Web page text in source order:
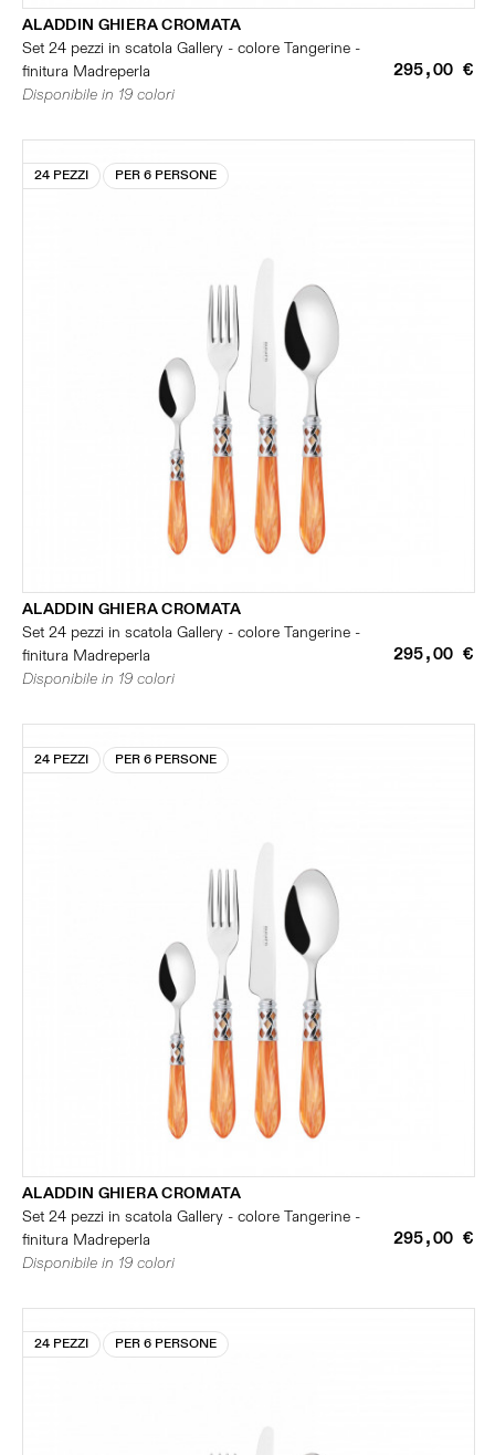
ALADDIN GHIERA CROMATA
Set 24 pezzi in scatola Gallery - colore Tangerine -
finitura Madreperla
295,00 €
Disponibile in 19 colori
24 PEZZI PER 6 PERSONE
ALADDIN GHIERA CROMATA
Set 24 pezzi in scatola Gallery - colore Tangerine -
finitura Madreperla
295,00 €
Disponibile in 19 colori
24 PEZZI PER 6 PERSONE
ALADDIN GHIERA CROMATA
Set 24 pezzi in scatola Gallery - colore Tangerine -
finitura Madreperla
295,00 €
Disponibile in 19 colori
24 PEZZI PER 6 PERSONE